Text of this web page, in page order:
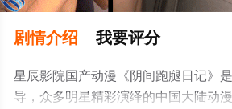
剧情介绍 我要评分
星辰影院国产动漫《阴间跑腿日记》
导，众多明星精彩演绎的中国大陆动